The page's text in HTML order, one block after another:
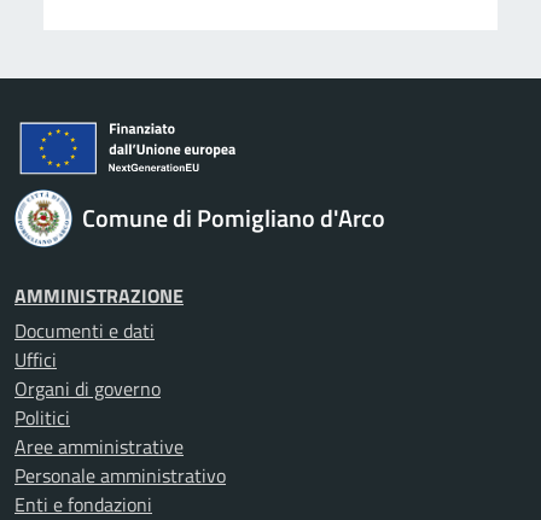
Comune di Pomigliano d'Arco
AMMINISTRAZIONE
Documenti e dati
Uffici
Organi di governo
Politici
Aree amministrative
Personale amministrativo
Enti e fondazioni